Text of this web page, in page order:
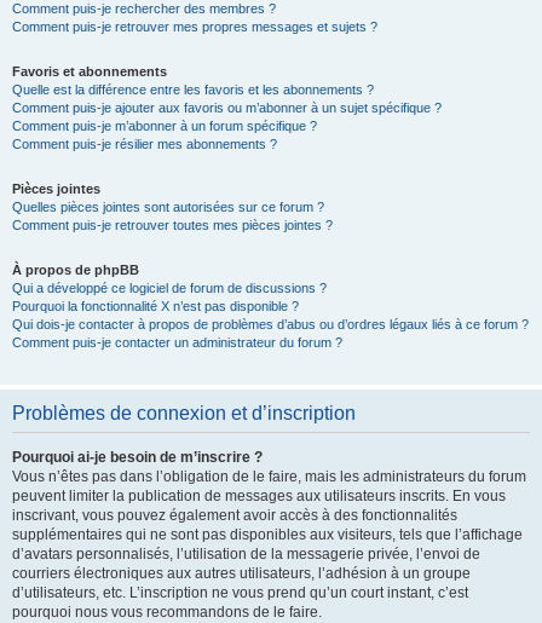
Comment puis-je rechercher des membres ?
Comment puis-je retrouver mes propres messages et sujets ?
Favoris et abonnements
Quelle est la différence entre les favoris et les abonnements ?
Comment puis-je ajouter aux favoris ou m’abonner à un sujet spécifique ?
Comment puis-je m’abonner à un forum spécifique ?
Comment puis-je résilier mes abonnements ?
Pièces jointes
Quelles pièces jointes sont autorisées sur ce forum ?
Comment puis-je retrouver toutes mes pièces jointes ?
À propos de phpBB
Qui a développé ce logiciel de forum de discussions ?
Pourquoi la fonctionnalité X n’est pas disponible ?
Qui dois-je contacter à propos de problèmes d’abus ou d’ordres légaux liés à ce forum ?
Comment puis-je contacter un administrateur du forum ?
Problèmes de connexion et d’inscription
Pourquoi ai-je besoin de m’inscrire ?
Vous n’êtes pas dans l’obligation de le faire, mais les administrateurs du forum
peuvent limiter la publication de messages aux utilisateurs inscrits. En vous
inscrivant, vous pouvez également avoir accès à des fonctionnalités
supplémentaires qui ne sont pas disponibles aux visiteurs, tels que l’affichage
d’avatars personnalisés, l’utilisation de la messagerie privée, l’envoi de
courriers électroniques aux autres utilisateurs, l’adhésion à un groupe
d’utilisateurs, etc. L’inscription ne vous prend qu’un court instant, c’est
pourquoi nous vous recommandons de le faire.